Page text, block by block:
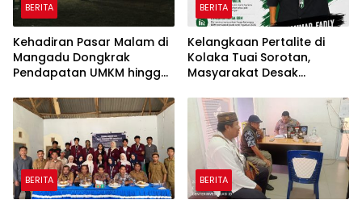
BERITA
Kehadiran Pasar Malam di
Mangadu Dongkrak
Pendapatan UMKM hingga
BERITA
Kelangkaan Pertalite di
Kolaka Tuai Sorotan,
Masyarakat Desak
Transparan*
BERITA BERITA